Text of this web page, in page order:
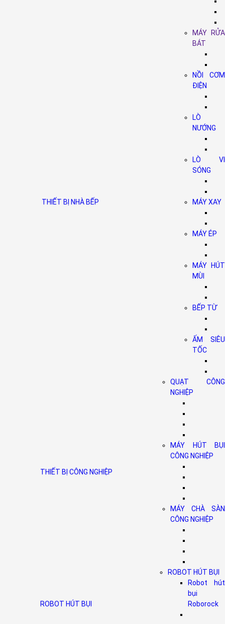
THIẾT BỊ NHÀ BẾP
MÁY RỬA
BÁT
NỒI CƠM
ĐIỆN
LÒ
NƯỚNG
LÒ VI
SÓNG
MÁY XAY
MÁY ÉP
MÁY HÚT
MÙI
BẾP TỪ
ẤM SIÊU
TỐC
THIẾT BỊ CÔNG NGHIỆP
QUẠT CÔNG
NGHIỆP
MÁY HÚT BỤI
CÔNG NGHIỆP
MÁY CHÀ SÀN
CÔNG NGHIỆP
ROBOT HÚT BỤI
ROBOT HÚT BỤI
Robot hút
bụi
Roborock